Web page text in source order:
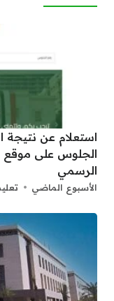
الجلوس على موقع
الرسمي
الأسبوع الماضي